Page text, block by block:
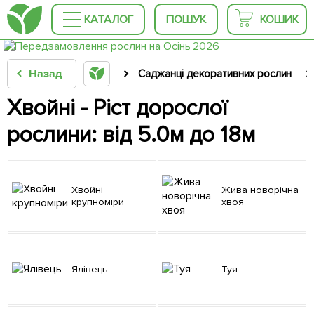
КАТАЛОГ ПОШУК КОШИК
Назад Саджанці декоративних рослин
Хвойні - Ріст дорослої
рослини: від 5.0м до 18м
Хвойні
крупноміри
Жива новорічна
хвоя
Ялівець Туя